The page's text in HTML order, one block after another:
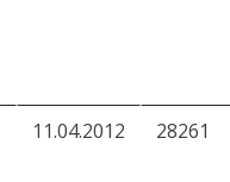
11.04.2012 28261